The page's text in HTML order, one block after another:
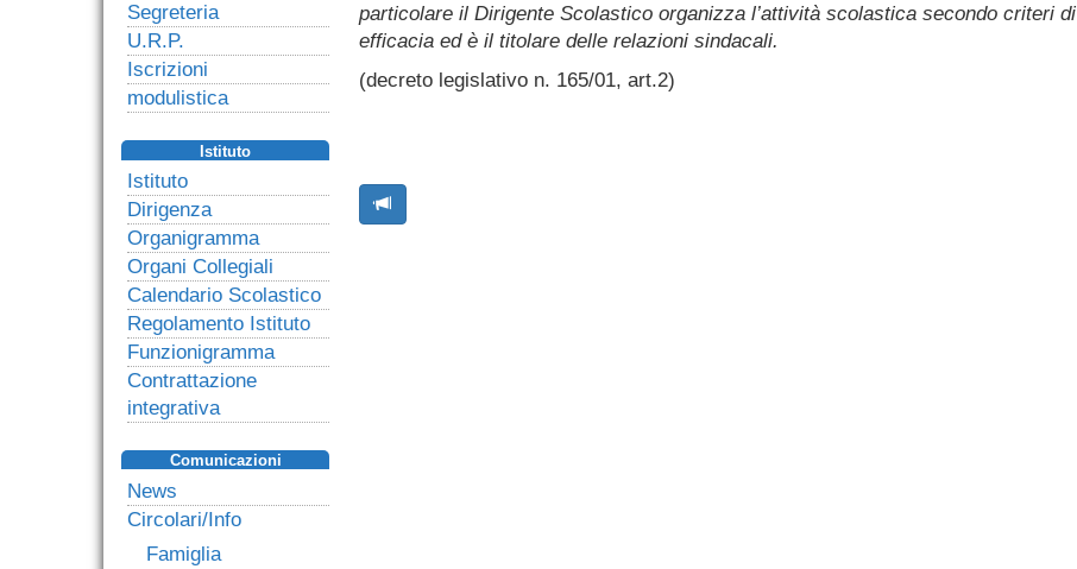
Segreteria
U.R.P.
Iscrizioni
modulistica
Istituto
Istituto
Dirigenza
Organigramma
Organi Collegiali
Calendario Scolastico
Regolamento Istituto
Funzionigramma
Contrattazione
integrativa
Comunicazioni
News
Circolari/Info
Famiglia
particolare il Dirigente Scolastico organizza l’attività scolastica secondo criteri
efficacia ed è il titolare delle relazioni sindacali.
(decreto legislativo n. 165/01, art.2)